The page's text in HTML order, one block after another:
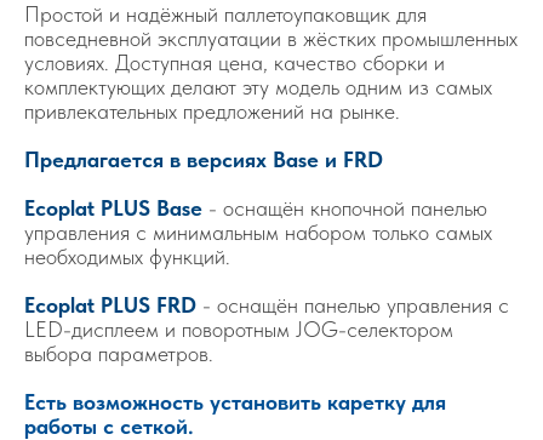
Простой и надёжный паллетоупаковщик для
повседневной эксплуатации в жёстких промышленных
условиях. Доступная цена, качество сборки и
комплектующих делают эту модель одним из самых
привлекательных предложений на рынке.
Предлагается в версиях Base и FRD
Ecoplat PLUS Base - оснащён кнопочной панелью
управления с минимальным набором только самых
необходимых функций.
Ecoplat PLUS FRD - оснащён панелью управления с
LED-дисплеем и поворотным JOG-селектором
выбора параметров.
Есть возможность установить каретку для
работы с сеткой.